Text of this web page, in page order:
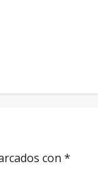
con *